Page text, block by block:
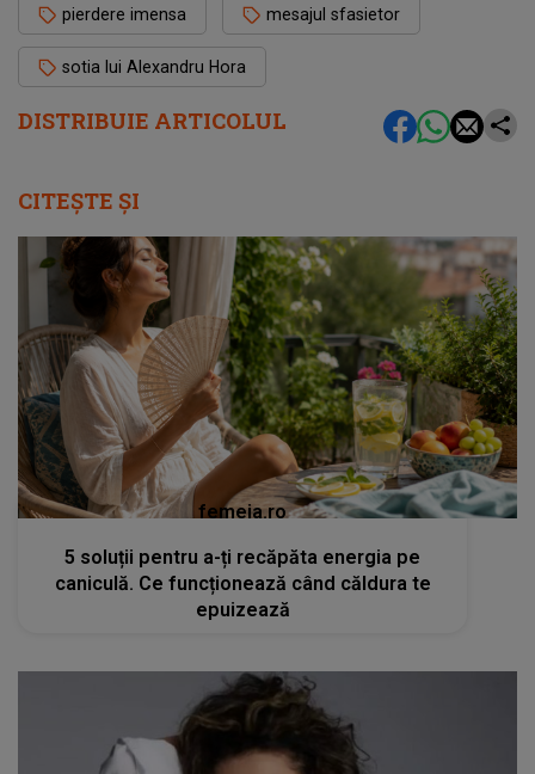
DISTRIBUIE ARTICOLUL
pierdere imensa mesajul sfasietor
sotia lui Alexandru Hora
CITEȘTE ȘI
femeia.ro
5 soluții pentru a-ți recăpăta energia pe
caniculă. Ce funcționează când căldura te
epuizează